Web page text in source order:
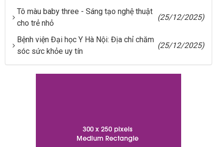
Tô màu baby three - Sáng tạo nghệ thuật
cho trẻ nhỏ
(25/12/2025)
Bệnh viện Đại học Y Hà Nội: Địa chỉ chăm
sóc sức khỏe uy tín
(25/12/2025)